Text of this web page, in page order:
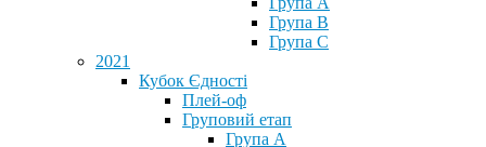
Група B
Група C
2021
Кубок Єдності
Плей-оф
Груповий етап
Група А